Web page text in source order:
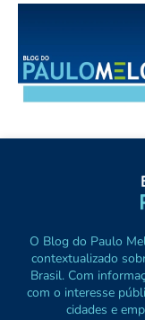
O Blog do Paulo
contextualizado
Brasil. Com
com o interesse
cidades e